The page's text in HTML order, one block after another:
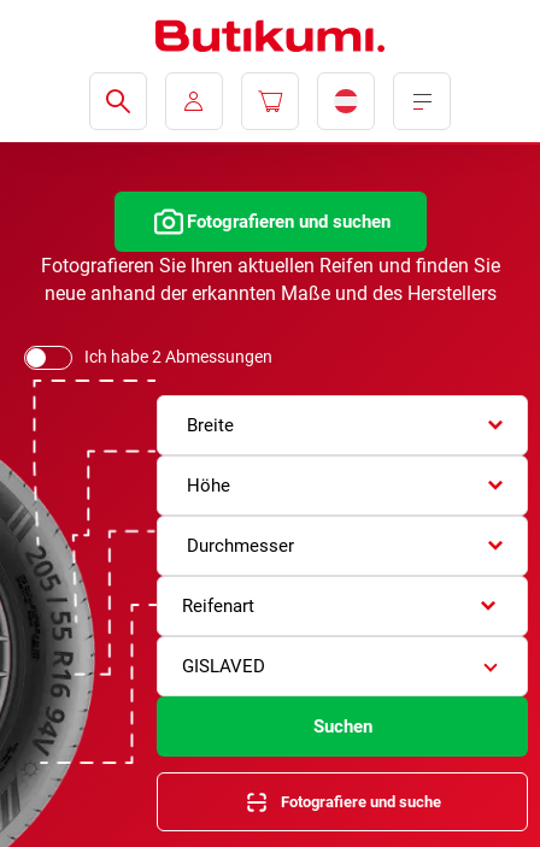
Fotografieren und suchen
Fotografieren Sie Ihren aktuellen Reifen und finden Sie
neue anhand der erkannten Maße und des Herstellers
Ich habe 2 Abmessungen
Breite
Höhe
Durchmesser
Reifenart
GISLAVED
Suchen
Fotografiere und suche